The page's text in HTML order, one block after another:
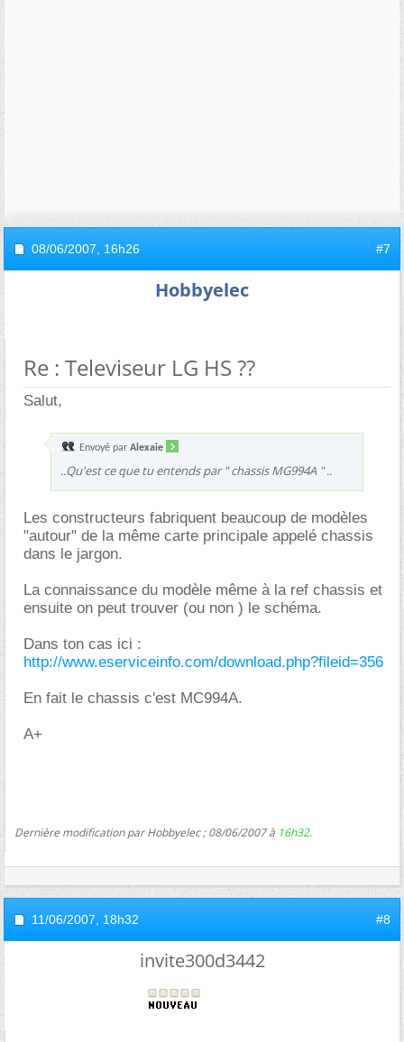
08/06/2007, 16h26 #7
Hobbyelec
Re : Televiseur LG HS ??
Salut,
Envoyé par Alexaie
..Qu'est ce que tu entends par " chassis MG994A " ..
Les constructeurs fabriquent beaucoup de modèles
"autour" de la même carte principale appelé chassis
dans le jargon.
La connaissance du modèle même à la ref chassis et
ensuite on peut trouver (ou non ) le schéma.
Dans ton cas ici :
http://www.eserviceinfo.com/download.php?fileid=356
En fait le chassis c'est MC994A.
A+
Dernière modification par Hobbyelec ; 08/06/2007 à 16h32.
11/06/2007, 18h32 #8
invite300d3442